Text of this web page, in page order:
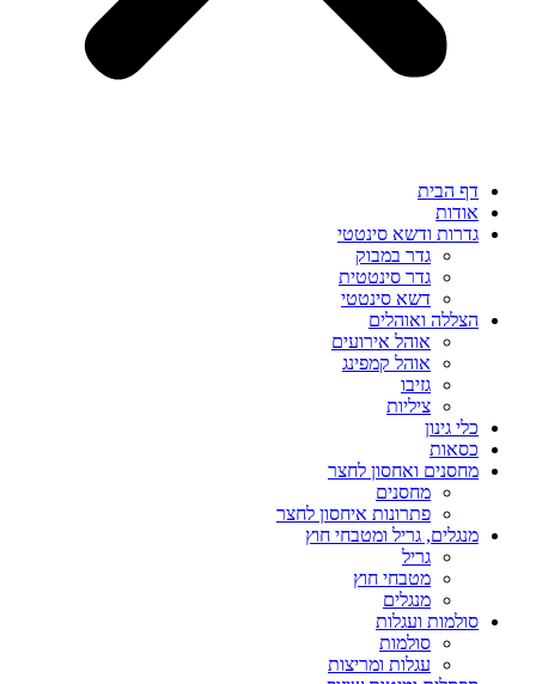
דף הבית
אודות
גדרות ודשא סינטטי
גדר במבוק
גדר סינטטית
דשא סינטטי
הצללה ואוהלים
אוהל אירועים
אוהל קמפינג
גזיבו
ציליות
כלי גינון
כסאות
מחסנים ואחסון לחצר
מחסנים
פתרונות איחסון לחצר
מנגלים, גריל ומטבחי חוץ
גריל
מטבחי חוץ
מנגלים
סולמות ועגלות
סולמות
עגלות ומריצות